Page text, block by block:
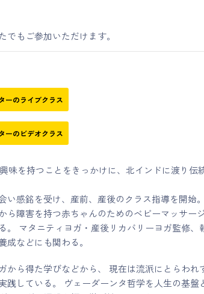
もご参加いただけます。
ーのライブクラス
ーのビデオクラス
味を持つことをきっかけに、北インドに渡り伝
い感銘を受け、産前、産後のクラス指導を開始
ら障害を持つ赤ちゃんのためのベビーマッサー
。 マタニティヨガ・産後リカバリーヨガ監修、
などにも関わる。
から得た学びなどから、 現在は流派にとらわれ
践している。 ヴェーダーンタ哲学を人生の基盤